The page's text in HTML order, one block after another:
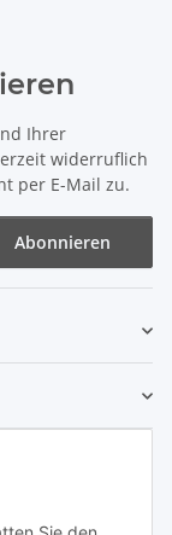
Ihrer
widerruflich
per E-Mail zu.
Abonnieren